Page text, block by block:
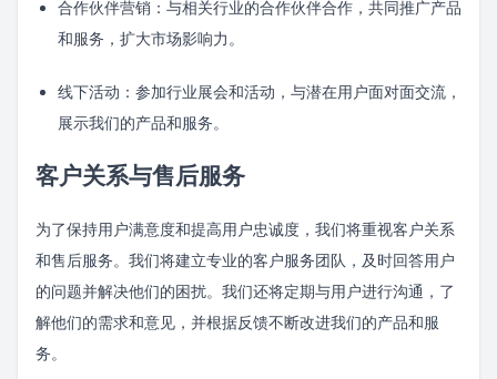
合作伙伴营销：与相关行业的合作伙伴合作，共同推广产品
和服务，扩大市场影响力。
线下活动：参加行业展会和活动，与潜在用户面对面交流，
展示我们的产品和服务。
客户关系与售后服务
为了保持用户满意度和提高用户忠诚度，我们将重视客户关系
和售后服务。我们将建立专业的客户服务团队，及时回答用户
的问题并解决他们的困扰。我们还将定期与用户进行沟通，了
解他们的需求和意见，并根据反馈不断改进我们的产品和服
务。